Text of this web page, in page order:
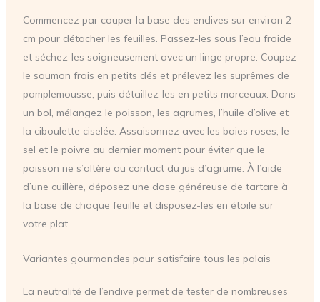
Commencez par couper la base des endives sur environ 2
cm pour détacher les feuilles. Passez-les sous l’eau froide
et séchez-les soigneusement avec un linge propre. Coupez
le saumon frais en petits dés et prélevez les suprêmes de
pamplemousse, puis détaillez-les en petits morceaux. Dans
un bol, mélangez le poisson, les agrumes, l’huile d’olive et
la ciboulette ciselée. Assaisonnez avec les baies roses, le
sel et le poivre au dernier moment pour éviter que le
poisson ne s’altère au contact du jus d’agrume. À l’aide
d’une cuillère, déposez une dose généreuse de tartare à
la base de chaque feuille et disposez-les en étoile sur
votre plat.
Variantes gourmandes pour satisfaire tous les palais
La neutralité de l’endive permet de tester de nombreuses